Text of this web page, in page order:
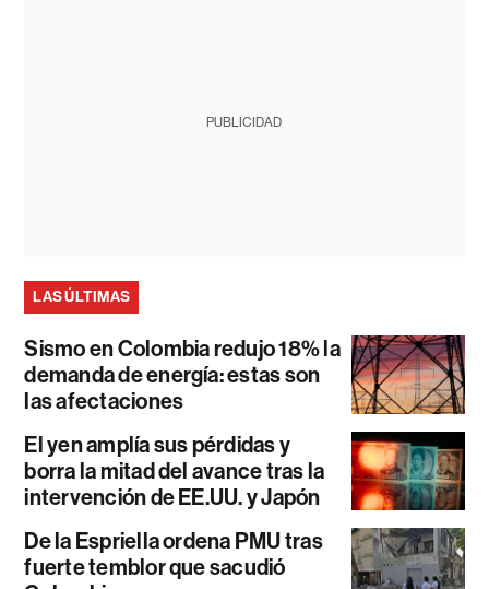
PUBLICIDAD
LAS ÚLTIMAS
Sismo en Colombia redujo 18% la
demanda de energía: estas son
las afectaciones
El yen amplía sus pérdidas y
borra la mitad del avance tras la
intervención de EE.UU. y Japón
De la Espriella ordena PMU tras
fuerte temblor que sacudió